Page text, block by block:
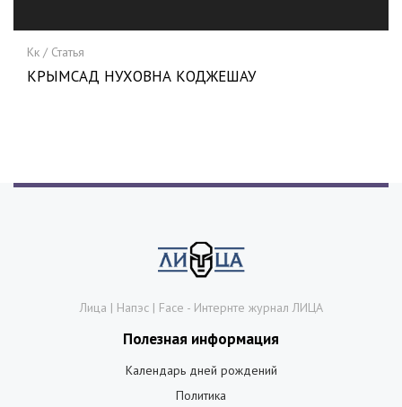
Кк / Статья
КРЫМСАД НУХОВНА КОДЖЕШАУ
Лица | Напэс | Face - Интернте журнал ЛИЦА
Полезная информация
Календарь дней рождений
Политика